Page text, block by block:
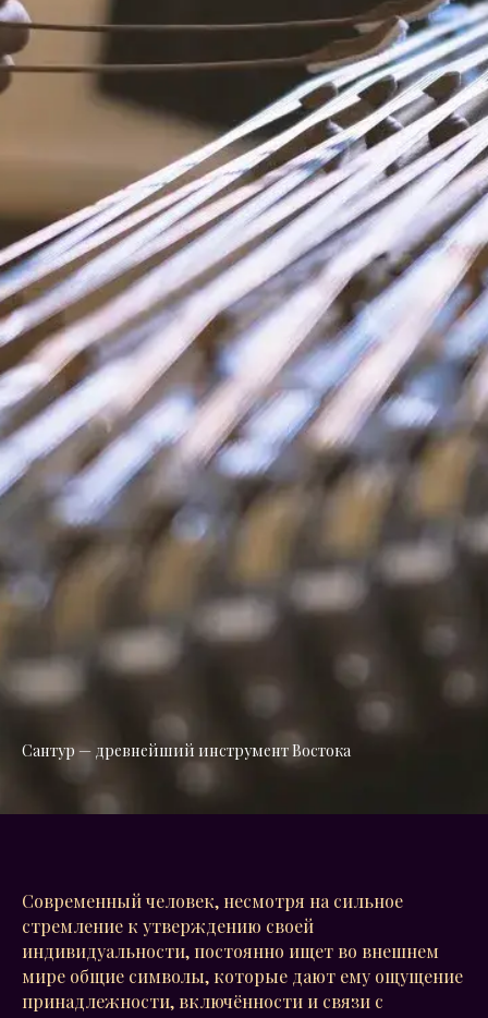
Сантур — древнейший инструмент Востока
Современный человек, несмотря на сильное
стремление к утверждению своей
индивидуальности, постоянно ищет во внешнем
мире общие символы, которые дают ему ощущение
принадлежности, включённости и связи с